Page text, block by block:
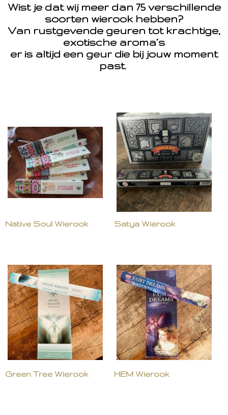
Wist je dat wij meer dan 75 verschillende
soorten wierook hebben?
Van rustgevende geuren tot krachtige,
exotische aroma’s
er is altijd een geur die bij jouw moment
past.
Native Soul Wierook Satya Wierook
Green Tree Wierook HEM Wierook